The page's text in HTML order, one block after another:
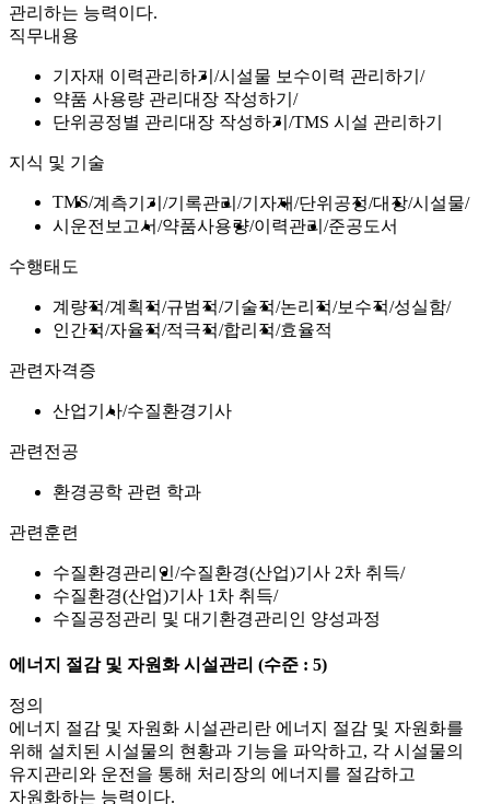
관리하는 능력이다.
직무내용
기자재 이력관리하기
시설물 보수이력 관리하기
약품 사용량 관리대장 작성하기
단위공정별 관리대장 작성하기
TMS 시설 관리하기
지식 및 기술
TMS 계측기기 기록관리 기자재 단위공정 대장 시설물
시운전보고서 약품사용량 이력관리 준공도서
수행태도
계량적 계획적 규범적 기술적 논리적 보수적 성실함
인간적 자율적 적극적 합리적 효율적
관련자격증
산업기사 수질환경기사
관련전공
환경공학 관련 학과
관련훈련
수질환경관리인 수질환경(산업)기사 2차 취득
수질환경(산업)기사 1차 취득
수질공정관리 및 대기환경관리인 양성과정
에너지 절감 및 자원화 시설관리 (수준 : 5)
정의
에너지 절감 및 자원화 시설관리란 에너지 절감 및 자원화를
위해 설치된 시설물의 현황과 기능을 파악하고, 각 시설물의
유지관리와 운전을 통해 처리장의 에너지를 절감하고
자원화하는 능력이다.